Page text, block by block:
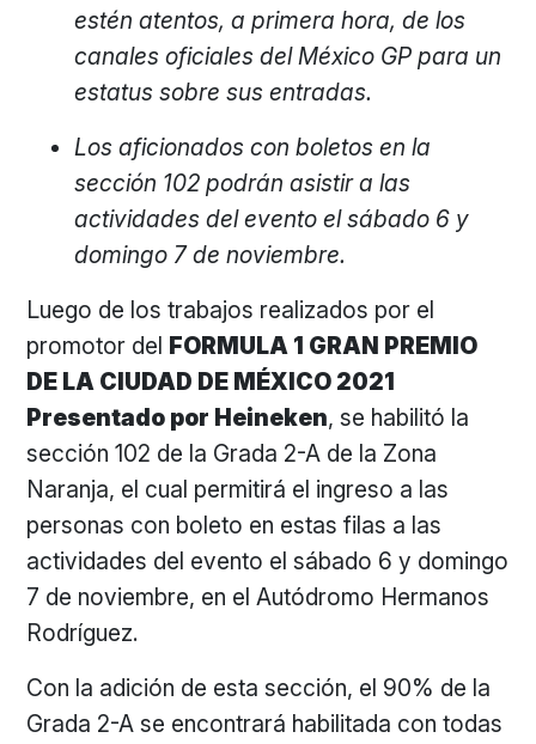
estén atentos, a primera hora, de los
canales oficiales del México GP para un
estatus sobre sus entradas.
Los aficionados con boletos en la
sección 102 podrán asistir a las
actividades del evento el sábado 6 y
domingo 7 de noviembre.
Luego de los trabajos realizados por el
promotor del FORMULA 1 GRAN PREMIO
DE LA CIUDAD DE MÉXICO 2021
Presentado por Heineken, se habilitó la
sección 102 de la Grada 2-A de la Zona
Naranja, el cual permitirá el ingreso a las
personas con boleto en estas filas a las
actividades del evento el sábado 6 y domingo
7 de noviembre, en el Autódromo Hermanos
Rodríguez.
Con la adición de esta sección, el 90% de la
Grada 2-A se encontrará habilitada con todas